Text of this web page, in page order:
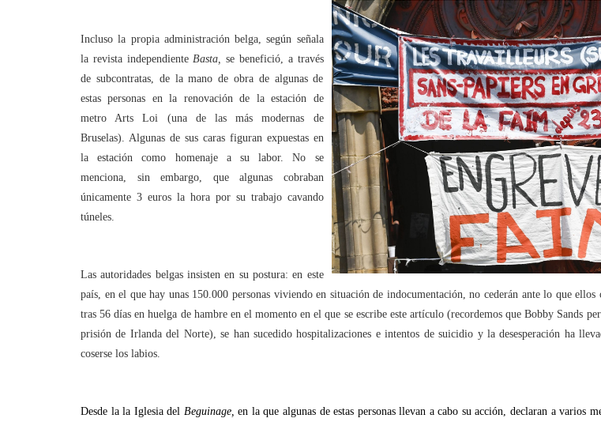
Incluso la propia administración belga, según señala
la revista independienteBasta, se benefició, a través
de subcontratas, de la mano de obra de algunas de
estas personas en la renovación de la estación de
metro Arts Loi (una de las más modernas de
Bruselas). Algunas de sus caras figuran expuestas en
la estación como homenaje a su labor. No se
menciona, sin embargo, que algunas cobraban
únicamente 3 euros la hora por su trabajo cavando
túneles.
Las autoridades belgas insisten en su postura: en este
país, en el que hay unas 150.000 personas viviendo en situación de indocumentación, no cederán ante lo que ellos
tras 56 días en huelga de hambre en el momento en el que se escribe este artículo (recordemos que Bobby Sands
prisión de Irlanda del Norte), se han sucedido hospitalizaciones e intentos de suicidio y la desesperación ha
coserse los labios.
Desde la la Iglesiadel Beguinage,en la que algunas de estas personas llevan a cabo su acción, declaran a varios